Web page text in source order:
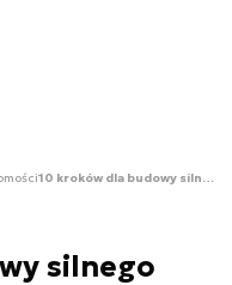
10 kroków dla budowy silnego przemysłu w Polsce. Powstał Wind Industry Hub
silnego